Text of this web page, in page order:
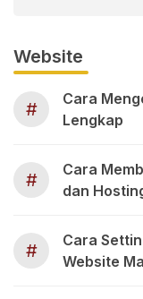
Website
#
Cara
Lengkap
#
Cara
dan
#
Cara
Website